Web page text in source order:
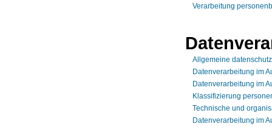
Verarbeitung
Allgemeine
Datenverarbeitung im
Datenverarbeitung im
Klassifizierung
Technische und
Datenverarbeitung im